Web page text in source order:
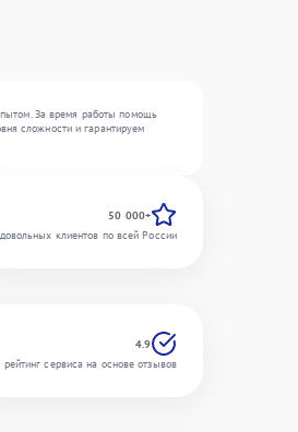
За время работы помощь
сложности и гарантируем
50 000+
довольных клиентов по всей России
4.9
рейтинг сервиса на основе отзывов